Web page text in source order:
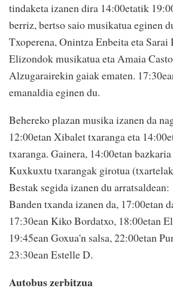
tindaketa izanen dira 14:00etatik
berriz, bertso saio musikatua eginen
Txoperena, Onintza Enbeita eta
Elizondok musikatua eta Amaia
Alzugarairekin gaiak ematen.
emanaldia eginen du.
Behereko plazan musika izanen da
12:00etan Xibalet txaranga eta
txaranga. Gainera, 14:00etan
Kuxkuxtu txarangak girotua
Bestak segida izanen du
Banden txanda izanen da, 17:00etan
17:30ean Kiko Bordatxo, 18:00etan
19:45ean Goxua'n salsa, 22:00etan
23:30ean Estelle D.
Autobus zerbitzua